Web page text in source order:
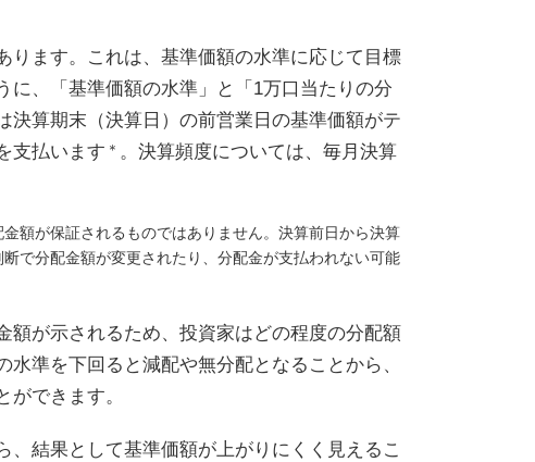
ります。これは、基準価額の水準に応じて目標
に、「基準価額の水準」と「1万口当たりの分
算期末（決算日）の前営業日の基準価額がテ
支払います ＊ 。決算頻度については、毎月決算
額が保証されるものではありません。決算前日から決算
で分配金額が変更されたり、分配金が支払われない可能
額が示されるため、投資家はどの程度の分配額
準を下回ると減配や無分配となることから、
できます。
結果として基準価額が上がりにくく見えるこ